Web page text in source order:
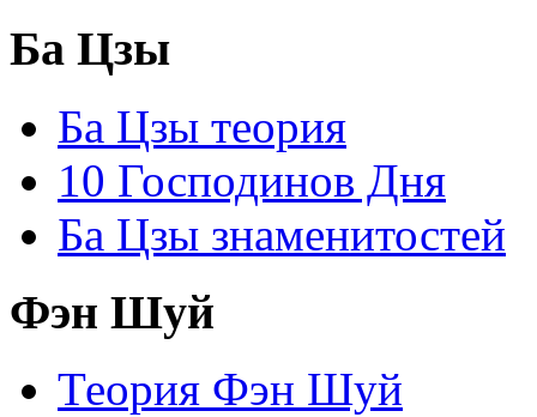
Ба Цзы
Ба Цзы теория
10 Господинов Дня
Ба Цзы знаменитостей
Фэн Шуй
Теория Фэн Шуй